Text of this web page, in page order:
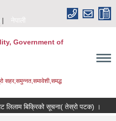
नेपाली
Government of
सहर,समुन्नत,समावेशी,समद्ध
लिलाम बिक्रिको सूचना( तेस्रो पटक) ।